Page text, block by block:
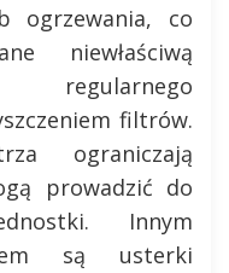
ogrzewania, co
niewłaściwą
regularnego
filtrów.
ograniczają
prowadzić do
Innym
są usterki